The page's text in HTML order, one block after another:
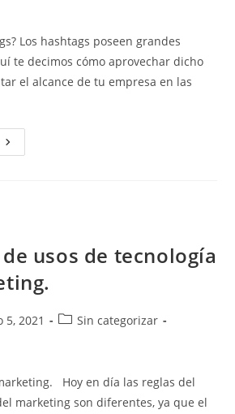
Los hashtags poseen grandes
te decimos cómo aprovechar dicho
el alcance de tu empresa en las
usos de tecnología
5, 2021
Sin categorizar
Hoy en día las reglas del
marketing son diferentes, ya que el